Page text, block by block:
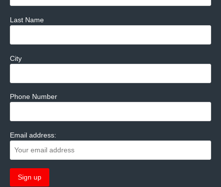
Last Name
City
Phone Number
Email address: